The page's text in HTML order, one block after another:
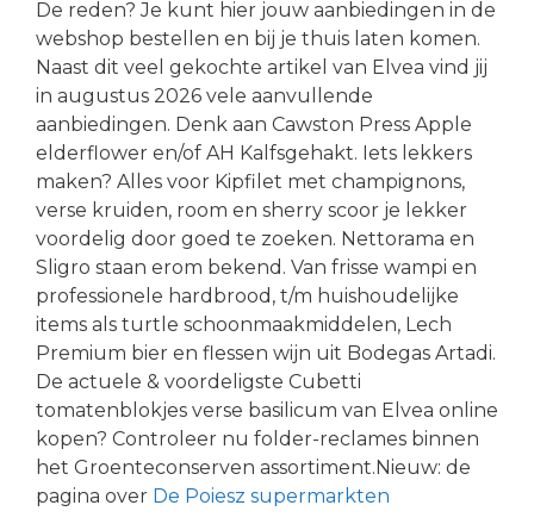
De reden? Je kunt hier jouw aanbiedingen in de
webshop bestellen en bij je thuis laten komen.
Naast dit veel gekochte artikel van Elvea vind jij
in augustus 2026 vele aanvullende
aanbiedingen. Denk aan Cawston Press Apple
elderflower en/of AH Kalfsgehakt. Iets lekkers
maken? Alles voor Kipfilet met champignons,
verse kruiden, room en sherry scoor je lekker
voordelig door goed te zoeken. Nettorama en
Sligro staan erom bekend. Van frisse wampi en
professionele hardbrood, t/m huishoudelijke
items als turtle schoonmaakmiddelen, Lech
Premium bier en flessen wijn uit Bodegas Artadi.
De actuele & voordeligste Cubetti
tomatenblokjes verse basilicum van Elvea online
kopen? Controleer nu folder-reclames binnen
het Groenteconserven assortiment.Nieuw: de
pagina over De Poiesz supermarkten